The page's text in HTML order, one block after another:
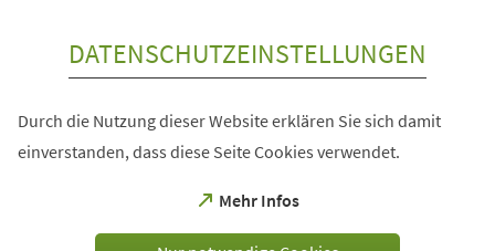
DATENSCHUTZEINSTELLUNGEN
Durch die Nutzung dieser Website erklären Sie sich damit
einverstanden, dass diese Seite Cookies verwendet.
Mehr Infos
(Öffnet
einem